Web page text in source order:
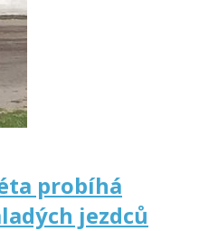
probíhá
jezdců